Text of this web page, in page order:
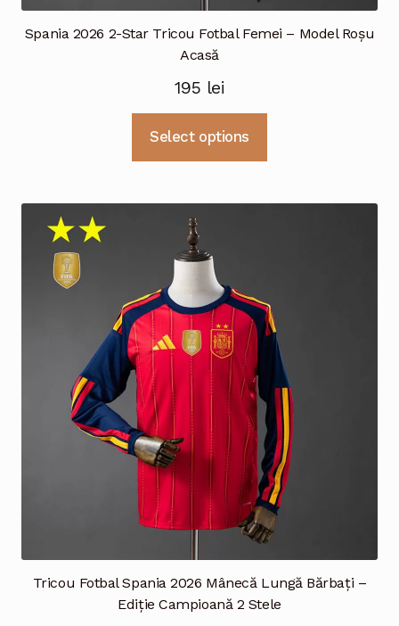
Spania 2026 2-Star Tricou Fotbal Femei – Model Roșu
Acasă
195 lei
Select options
fi
alese
pagina
produsului.
Tricou Fotbal Spania 2026 Mânecă Lungă Bărbați –
Ediție Campioană 2 Stele